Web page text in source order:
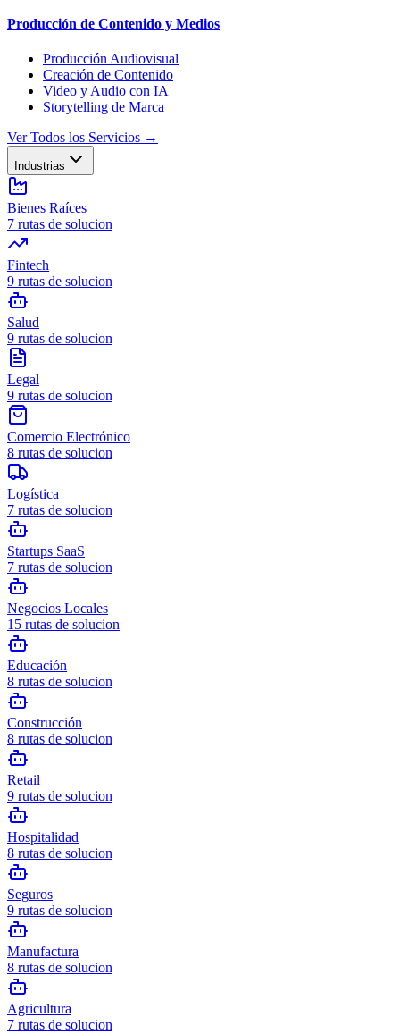
Producción de Contenido y Medios
Producción Audiovisual
Creación de Contenido
Video y Audio con IA
Storytelling de Marca
Ver Todos los Servicios →
Industrias
Bienes Raíces
7 rutas de solucion
Fintech
9 rutas de solucion
Salud
9 rutas de solucion
Legal
9 rutas de solucion
Comercio Electrónico
8 rutas de solucion
Logística
7 rutas de solucion
Startups SaaS
7 rutas de solucion
Negocios Locales
15 rutas de solucion
Educación
8 rutas de solucion
Construcción
8 rutas de solucion
Retail
9 rutas de solucion
Hospitalidad
8 rutas de solucion
Seguros
9 rutas de solucion
Manufactura
8 rutas de solucion
Agricultura
7 rutas de solucion